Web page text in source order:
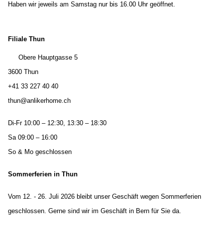
Haben wir jeweils am Samstag nur bis 16.00 Uhr geöffnet.
Filiale Thun
Obere Hauptgasse 5
3600 Thun
+41 33 227 40 40
thun@anlikerhome.ch
Di-Fr 10:00 – 12:30, 13:30 – 18:30
Sa 09:00 – 16:00
So & Mo geschlossen
Sommerferien in Thun
Vom 12. - 26. Juli 2026 bleibt unser Geschäft wegen Sommerferien
geschlossen. Gerne sind wir im Geschäft in Bern für Sie da.